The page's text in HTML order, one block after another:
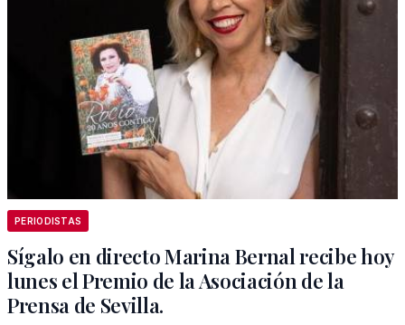
PERIODISTAS
Sígalo en directo Marina Bernal recibe hoy
lunes el Premio de la Asociación de la
Prensa de Sevilla.